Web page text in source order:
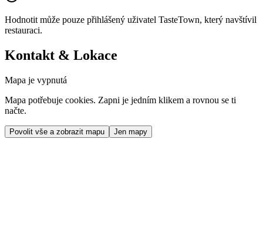
Hodnotit může pouze přihlášený uživatel TasteTown, který navštívil
restauraci.
Kontakt & Lokace
Mapa je vypnutá
Mapa potřebuje cookies. Zapni je jedním klikem a rovnou se ti
načte.
Povolit vše a zobrazit mapu Jen mapy